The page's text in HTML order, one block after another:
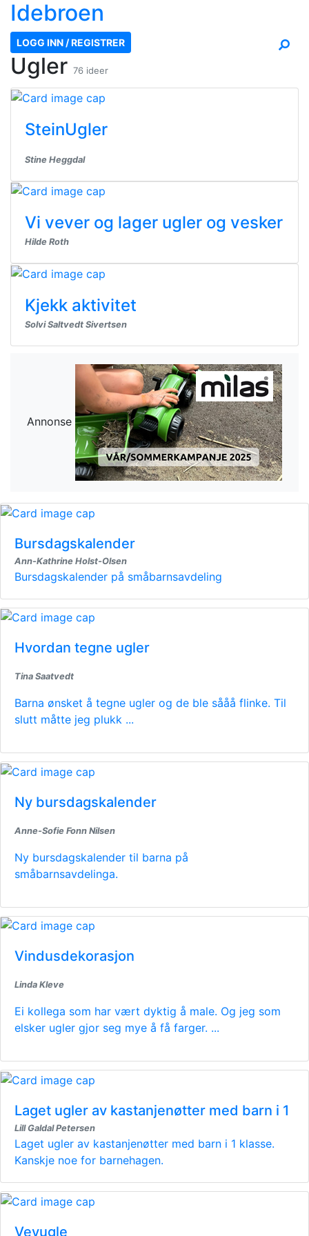
Idebroen
LOGG INN / REGISTRER
Ugler 76 ideer
SteinUgler
Stine Heggdal
Vi vever og lager ugler og vesker
Hilde Roth
Kjekk aktivitet
Solvi Saltvedt Sivertsen
Annonse
Bursdagskalender
Ann-Kathrine Holst-Olsen
Bursdagskalender på småbarnsavdeling
Hvordan tegne ugler
Tina Saatvedt
Barna ønsket å tegne ugler og de ble sååå flinke. Til
slutt måtte jeg plukk ...
Ny bursdagskalender
Anne-Sofie Fonn Nilsen
Ny bursdagskalender til barna på
småbarnsavdelinga.
Vindusdekorasjon
Linda Kleve
Ei kollega som har vært dyktig å male. Og jeg som
elsker ugler gjor seg mye å få farger. ...
Laget ugler av kastanjenøtter med barn i 1
Lill Galdal Petersen
Laget ugler av kastanjenøtter med barn i 1 klasse.
Kanskje noe for barnehagen.
Vevugle